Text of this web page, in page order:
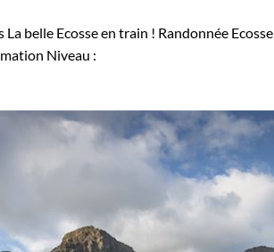
La belle Ecosse en train ! Randonnée Ecosse
Niveau :